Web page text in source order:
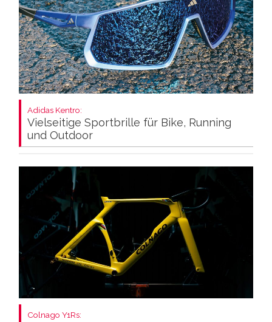
Adidas Kentro:
Vielseitige Sportbrille für Bike, Running
und Outdoor
Colnago Y1Rs: